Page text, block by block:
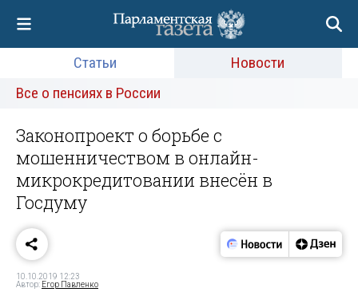
Статьи
Новости
Все о пенсиях в России
Законопроект о борьбе с
мошенничеством в онлайн-
микрокредитовании внесён в
Госдуму
10.10.2019 12:23
Автор: Егор Павленко